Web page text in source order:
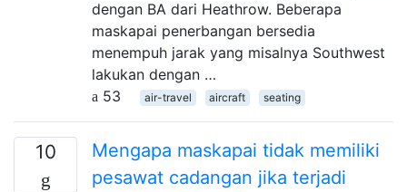
dengan BA dari Heathrow. Beberapa
maskapai penerbangan bersedia
menempuh jarak yang misalnya Southwest
lakukan dengan …
53
air-travel aircraft seating
10
Mengapa maskapai tidak memiliki
pesawat cadangan jika terjadi